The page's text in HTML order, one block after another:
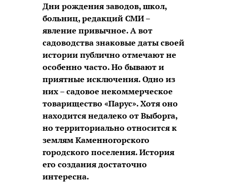
Дни рождения заводов, школ,
больниц, редакций СМИ –
явление привычное. А вот
садоводства знаковые даты своей
истории публично отмечают не
особенно часто. Но бывают и
приятные исключения. Одно из
них – садовое некоммерческое
товарищество «Парус». Хотя оно
находится недалеко от Выборга,
но территориально относится к
землям Каменногорского
городского поселения. История
его создания достаточно
интересна.